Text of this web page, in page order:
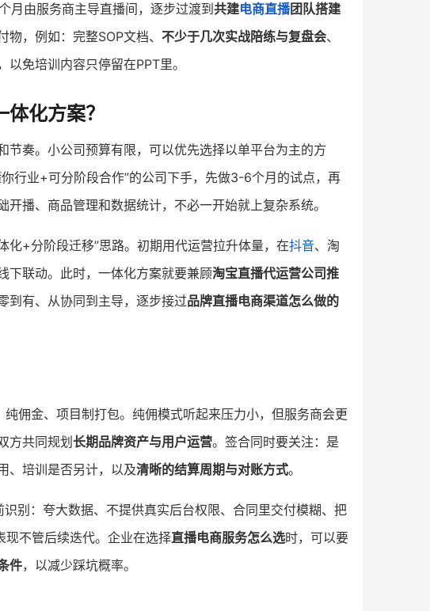
月由服务商主导直播间，逐步过渡到 共建电商直播团队搭建
，例如：完整SOP文档、 不少于几次实战陪练与复盘会、
免培训内容只停留在PPT里。
化方案？
节奏。小公司预算有限，可以优先选择以单平台为主的方
行业+可分阶段合作”的公司下手，先做3-6个月的试点，再
播、商品管理和数据统计，不必一开始就上复杂系统。
化+分阶段迁移”思路。初期用代运营拉升体量，在抖音、淘
下联动。此时，一体化方案就要兼顾淘宝直播代运营公司推
到有、从协同到主导，逐步接过品牌直播电商渠道怎么做的
佣金、项目制打包。纯佣模式听起来压力小，但服务商会更
方共同规划长期品牌资产与用户运营。签合同时要关注：是
、培训是否另计，以及清晰的结算周期与对账方式。
识别：夸大数据、不提供真实后台权限、合同里交付模糊、把
现不管后续迭代。企业在选择直播电商服务怎么选时，可以要
件，以减少踩坑概率。